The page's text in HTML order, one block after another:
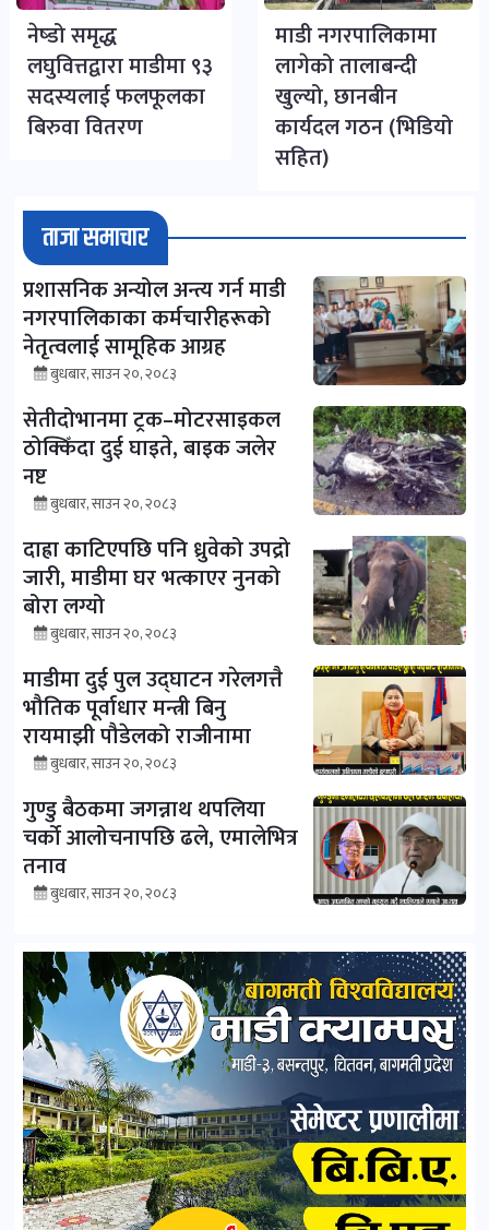
नेष्डो समृद्ध
लघुवित्तद्वारा माडीमा ९३
सदस्यलाई फलफूलका
बिरुवा वितरण
माडी नगरपालिकामा
लागेको तालाबन्दी
खुल्यो, छानबीन
कार्यदल गठन (भिडियो
सहित)
ताजा समाचार
प्रशासनिक अन्योल अन्त्य गर्न माडी
नगरपालिकाका कर्मचारीहरूको
नेतृत्वलाई सामूहिक आग्रह
बुधबार, साउन २०, २०८३
सेतीदोभानमा ट्रक–मोटरसाइकल
ठोक्किँदा दुई घाइते, बाइक जलेर
नष्ट
बुधबार, साउन २०, २०८३
दाह्रा काटिएपछि पनि ध्रुवेको उपद्रो
जारी, माडीमा घर भत्काएर नुनको
बोरा लग्यो
बुधबार, साउन २०, २०८३
माडीमा दुई पुल उद्घाटन गरेलगत्तै
भौतिक पूर्वाधार मन्त्री बिनु
रायमाझी पौडेलको राजीनामा
बुधबार, साउन २०, २०८३
गुण्डु बैठकमा जगन्नाथ थपलिया
चर्को आलोचनापछि ढले, एमालेभित्र
तनाव
बुधबार, साउन २०, २०८३